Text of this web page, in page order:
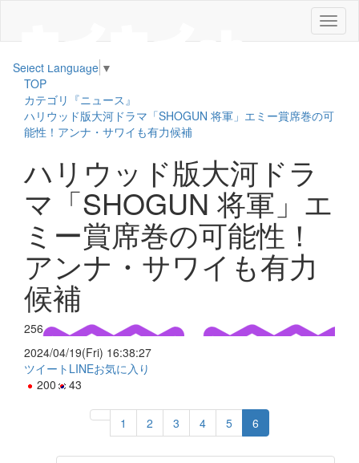
メ
ニ
Select Language ▼
TOP
カテゴリ『ニュース』
ハリウッド版大河ドラマ「SHOGUN 将軍」エミー賞席巻の可
能性！アンナ・サワイも有力候補
ハリウッド版大河ドラ
マ「SHOGUN 将軍」エ
ミー賞席巻の可能性！
アンナ・サワイも有力
候補
256
2024/04/19(Fri) 16:38:27
ツイート LINEお気に入り
200
43
1 2 3 4 5 6